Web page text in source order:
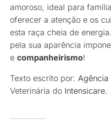
amoroso, ideal para
oferecer a atenção e os
esta raça cheia de
pela sua aparência
e companheirismo!
Texto escrito por: Agência
Veterinária do Intensicare.